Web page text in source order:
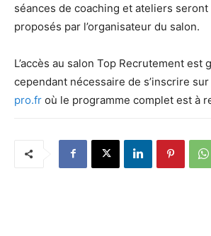
séances de coaching et ateliers
proposés par l’organisateur du salon.
L’accès au salon Top Recrutement est
cependant nécessaire de s’inscrire
pro.fr où le programme complet est à